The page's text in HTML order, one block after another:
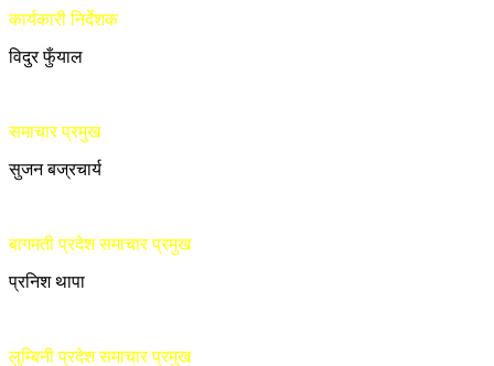
कार्यकारी निर्देशक
विदुर फुँयाल
समाचार प्रमुख
सुजन बज्रचार्य
बागमती प्रदेश समाचार प्रमुख
प्रनिश थापा
लुम्बिनी प्रदेश समाचार प्रमुख